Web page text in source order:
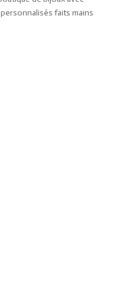
faits mains